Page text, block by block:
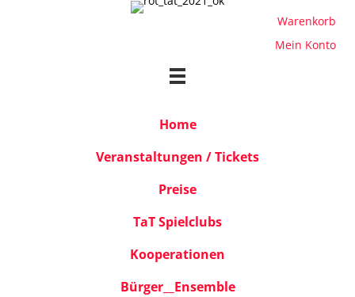
Warenkorb
Mein Konto
Home
Veranstaltungen / Tickets
Preise
TaT Spielclubs
Kooperationen
Bürger__Ensemble